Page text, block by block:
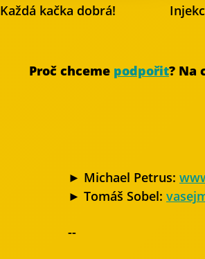
Každá kačka dobrá!
Proč chceme podpořit? Na
► Michael Petrus:
► Tomáš Sobel:
--